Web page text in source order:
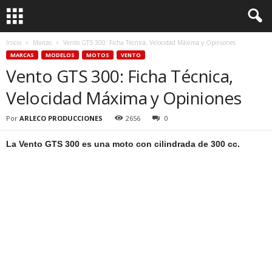
Inicio Marcas Vento GTS 300: Ficha Técnica, Velocidad Máxima y Opiniones
MARCAS MODELOS MOTOS VENTO
Vento GTS 300: Ficha Técnica,
Velocidad Máxima y Opiniones
Por ARLECO PRODUCCIONES 2656 0
La Vento GTS 300 es una moto con cilindrada de 300 cc.